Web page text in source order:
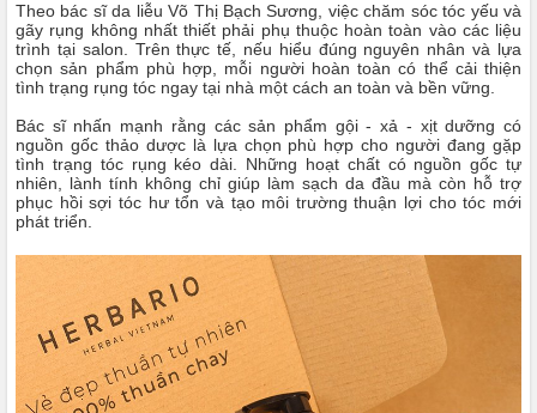
Theo bác sĩ da liễu Võ Thị Bạch Sương, việc chăm sóc tóc yếu và
gãy rụng không nhất thiết phải phụ thuộc hoàn toàn vào các liệu
trình tại salon. Trên thực tế, nếu hiểu đúng nguyên nhân và lựa
chọn sản phẩm phù hợp, mỗi người hoàn toàn có thể cải thiện
tình trạng rụng tóc ngay tại nhà một cách an toàn và bền vững.
Bác sĩ nhấn mạnh rằng các sản phẩm gội - xả - xịt dưỡng có
nguồn gốc thảo dược là lựa chọn phù hợp cho người đang gặp
tình trạng tóc rụng kéo dài. Những hoạt chất có nguồn gốc tự
nhiên, lành tính không chỉ giúp làm sạch da đầu mà còn hỗ trợ
phục hồi sợi tóc hư tổn và tạo môi trường thuận lợi cho tóc mới
phát triển.